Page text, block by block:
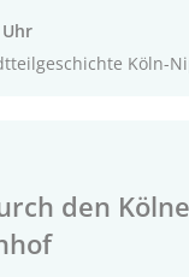
Uhr
Köln-
den